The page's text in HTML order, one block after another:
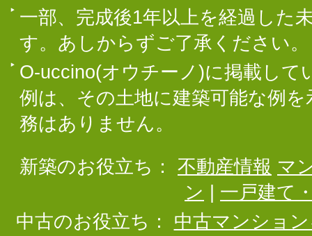
一部、完成後1年以上を経過した
す。あしからずご了承ください。
O-uccino(オウチーノ)に掲載して
例は、その土地に建築可能な例
務はありません。
新築のお役立ち： 不動産情報 マ
ン
一戸建て
中古のお役立ち：
中古マンショ